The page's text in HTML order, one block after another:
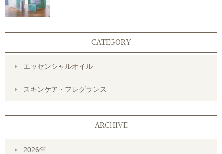
CATEGORY
エッセンシャルオイル
スキンケア・フレグランス
ARCHIVE
2026年